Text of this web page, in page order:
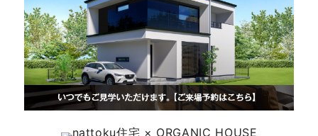
快適な室内環境へのこだわり
生涯続く安心のアフターフォロー
ラインナップ